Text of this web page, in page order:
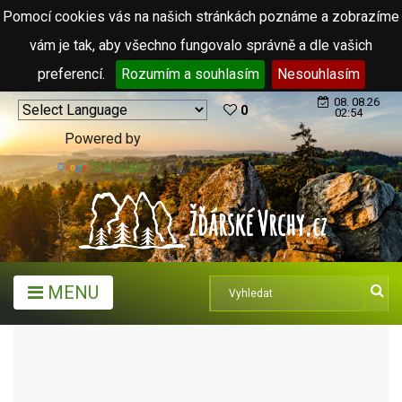
Pomocí cookies vás na našich stránkách poznáme a zobrazíme
vám je tak, aby všechno fungovalo správně a dle vašich
preferencí.
Rozumím a souhlasím Nesouhlasím
Powered by
Translate
0
08. 08.26
02:54
MENU